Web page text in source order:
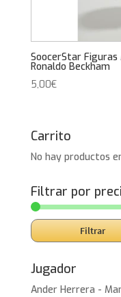
SoocerStar
Ronaldo Beckham
5,00€
Carrito
No hay productos
Filtrar por
Filtrar
Jugador
Ander Herrera -